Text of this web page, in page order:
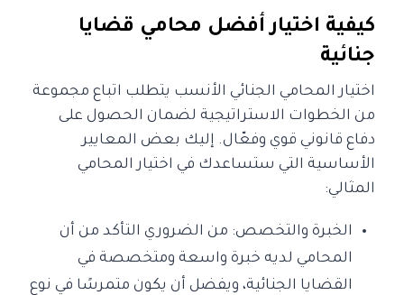
كيفية اختيار أفضل محامي قضايا
جنائية
اختيار المحامي الجنائي الأنسب يتطلب اتباع مجموعة
من الخطوات الاستراتيجية لضمان الحصول على
دفاع قانوني قوي وفعّال. إليك بعض المعايير
الأساسية التي ستساعدك في اختيار المحامي
المثالي:
الخبرة والتخصص: من الضروري التأكد من أن
المحامي لديه خبرة واسعة ومتخصصة في
القضايا الجنائية، ويفضل أن يكون متمرسًا في نوع